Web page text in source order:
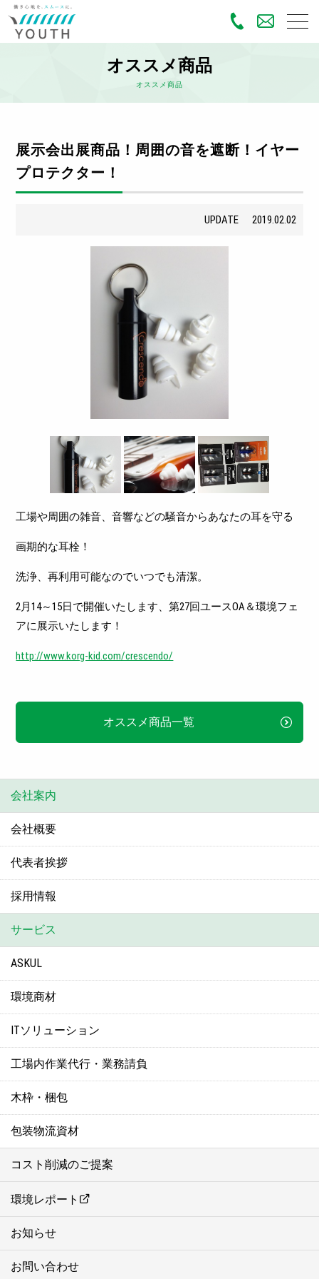
オススメ商品
オススメ商品
展示会出展商品！周囲の音を遮断！イヤー
プロテクター！
UPDATE 2019.02.02
工場や周囲の雑音、音響などの騒音からあなたの耳を守る
画期的な耳栓！
洗浄、再利用可能なのでいつでも清潔。
2月14～15日で開催いたします、第27回ユースOA＆環境フェ
アに展示いたします！
http://www.korg-kid.com/crescendo/
オススメ商品一覧
会社案内
会社概要
代表者挨拶
採用情報
サービス
ASKUL
環境商材
ITソリューション
工場内作業代行・業務請負
木枠・梱包
包装物流資材
コスト削減のご提案
環境レポート
お知らせ
お問い合わせ